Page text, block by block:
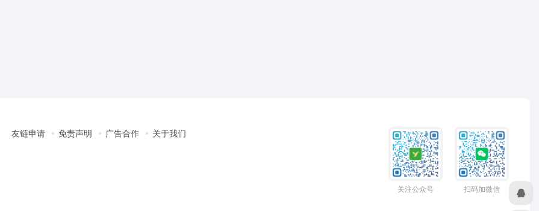
友链申请 免责声明 广告合作 关于我们
关注公众号 扫码加微信